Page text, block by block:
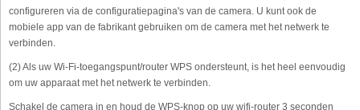
configureren via de configuratiepagina's van de camera. U kunt ook de
mobiele app van de fabrikant gebruiken om de camera met het netwerk te
verbinden.
(2) Als uw Wi-Fi-toegangspunt/router WPS ondersteunt, is het heel eenvoudig
om uw apparaat met het netwerk te verbinden.
Schakel de camera in en houd de WPS-knop op uw wifi-router 3 seconden